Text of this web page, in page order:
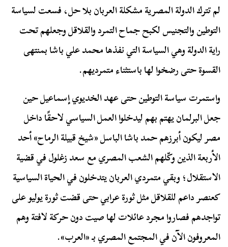
لم تترك الدولة المصرية مشكلة العربان بلا حل، فسعت لسياسة
التوطين والتجنيس لكبح جماح التمرد والقلاقل وجعلهم تحت
راية الدولة وهي السياسة التي نفذها محمد علي باشا بمنتهى
القسوة حتى رضخوا لها باستثناء متمرديهم.
واستمرت سياسة التوطين حتى عهد الخديوي إسماعيل حين
جعل البرلمان يهتم بهم ليدخلوا العمل السياسي لاحقًا داخل
مصر ليكون أبرزهم حمد باشا الباسل «شيخ قبيلة الرماح» أحد
الأربعة الذين وكّلهم الشعب المصري مع سعد زغلول في قضية
الاستقلال؛ وبقي متمردي العربان يتدخلون في الحياة السياسية
كعنصر داعم للقلاقل مثل ثورة عرابي حتى قضت ثورة يوليو على
تواجدهم فصاروا مجرد عائلات لها صيت دون حركة لافتة وهم
المعروفون الآن في المجتمع المصري بـ «العرب».